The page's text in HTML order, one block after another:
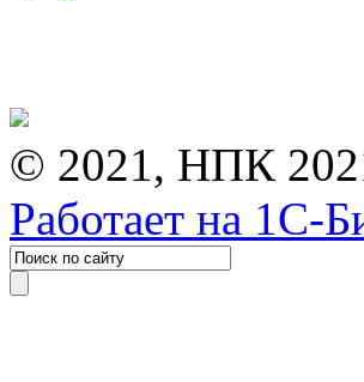
© 2021, НПК
Работает на 1С-